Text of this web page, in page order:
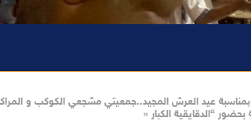
بمناسبة عيد العرش المجيد..جمعيتي مشجعي الكوكب و